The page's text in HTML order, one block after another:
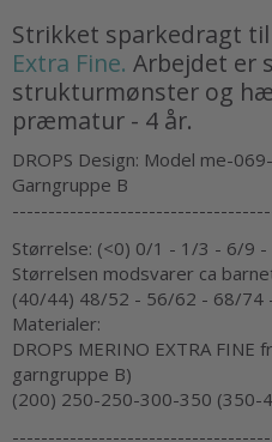
Strikket sparkedragt
Extra Fine. Arbejdet er
strukturmønster og
præmatur - 4 år.
DROPS Design: Model me-
Garngruppe B
Størrelse: (<0) 0/1 - 1/3 - 6/9
Størrelsen modsvarer ca
(40/44) 48/52 - 56/62 - 68/74
Materialer:
DROPS MERINO EXTRA
garngruppe B)
(200) 250-250-300-350 (350-